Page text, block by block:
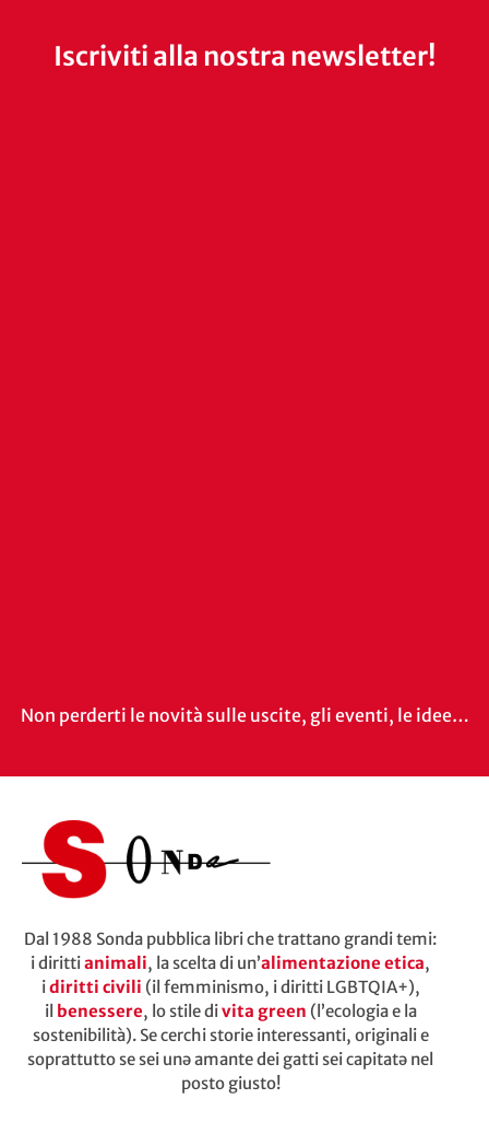
Iscriviti alla nostra newsletter!
Non perderti le novità sulle uscite, gli eventi, le idee…
Dal 1988 Sonda pubblica libri che trattano grandi temi:
i dirittianimali, la scelta di un’alimentazione etica,
idiritti civili (il femminismo, i diritti LGBTQIA+),
il benessere, lo stile divita green (l’ecologia e la
sostenibilità). Se cerchi storie interessanti, originali e
soprattutto se sei unə amante dei gatti sei capitatə nel
posto giusto!